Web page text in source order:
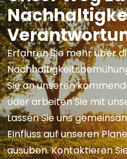
Erfahren Sie mehr über
Sie an unseren
oder arbeiten Sie mit
Lassen Sie uns
Einfluss auf unseren
ausüben. Kontaktieren